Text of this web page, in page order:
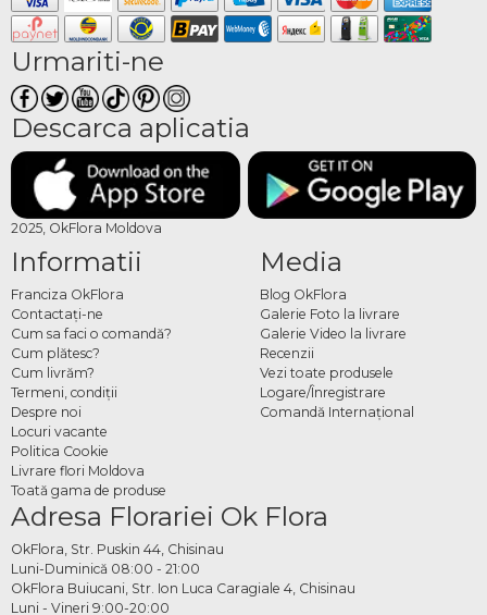
Urmariti-ne
Descarca aplicatia
2025, OkFlora Moldova
Informatii
Franciza OkFlora
Contactaţi-ne
Cum sa faci o comandă?
Cum plătesc?
Cum livrăm?
Termeni, condiţii
Despre noi
Locuri vacante
Politica Cookie
Livrare flori Moldova
Toată gama de produse
Media
Blog OkFlora
Galerie Foto la livrare
Galerie Video la livrare
Recenzii
Vezi toate produsele
Logare/Înregistrare
Comandă Internațional
Adresa Florariei Ok Flora
OkFlora, Str. Puskin 44, Chisinau
Luni-Duminică 08:00 - 21:00
OkFlora Buiucani, Str. Ion Luca Caragiale 4, Chisinau
Luni - Vineri 9:00-20:00